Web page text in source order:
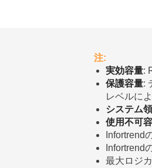
注:
実効容量:
保護容量:
レベルに
システム
使用不可
Infortrend
Infortrend
最大ロジ